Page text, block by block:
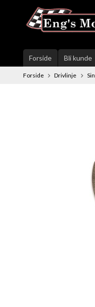
innholdet
Forside Bli kunde
Forside Drivlinje